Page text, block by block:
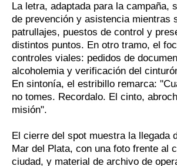
La letra, adaptada para la campaña,
de prevención y asistencia mientras
patrullajes, puestos de control y
distintos puntos. En otro tramo, el
controles viales: pedidos de
alcoholemia y verificación del
En sintonía, el estribillo remarca:
no tomes. Recordalo. El cinto,
misión".
El cierre del spot muestra la llegada
Mar del Plata, con una foto frente al
ciudad, y material de archivo de